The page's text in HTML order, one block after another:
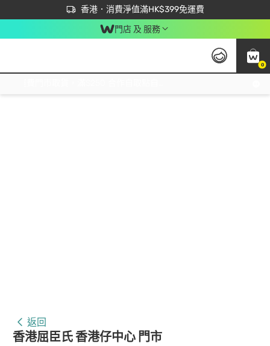
香港．消費淨值滿HK$399免運費
立即成為易賞錢會員盡享獨家優惠
首次APP下單買滿$450 輸入 NEWAPP 即減$50
門店 及 服務
0
返回
香港屈臣氏 香港仔中心 門市